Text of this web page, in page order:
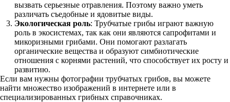
вызвать серьезные отравления. Поэтому важно уметь
различать съедобные и ядовитые виды.
Экологическая роль: Трубчатые грибы играют важную
роль в экосистемах, так как они являются сапрофитами и
микоризными грибами. Они помогают разлагать
органические вещества и образуют симбиотические
отношения с корнями растений, что способствует их росту и
развитию.
Если вам нужны фотографии трубчатых грибов, вы можете
найти множество изображений в интернете или в
специализированных грибных справочниках.